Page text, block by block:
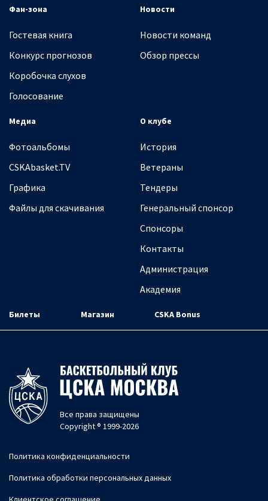
Фан-зона
Гостевая книга
Конкурс прогнозов
Коробочка слухов
Голосование
Новости
Новости команд
Обзор прессы
Медиа
Фотоальбомы
CSKAbasket.TV
Графика
Файлы для скачивания
О клубе
История
Ветераны
Тендеры
Генеральный спонсор
Спонсоры
Контакты
Администрация
Академия
Билеты Магазин CSKA Bonus
Все права защищены
Copyright ® 1999-2026
Политика конфиденциальности
Политика обработки персональных данных